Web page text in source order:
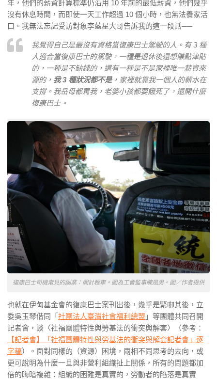
年，他們的薪資計算標準仍沿用 10 年前的最低薪資，他們幾乎
沒有休息時間，而即使一天工作超過 10 個小時，也無法養家活
口。我無法忘記受訪對象李藍星大哥告訴我的這一段話──
我覺得自己是最沒有資格當復康巴士駕駛的人。有 3 種
人適合當復康巴士的駕駛，一種是退休後還想賺點津貼
的，一種是不缺錢的，還有一種是不是家裡唯一薪資來
源的， 我 3 種狀況都不是，家裡就靠我一個人的薪水在
支撐。我岳母都罵我，老婆小孩都要餓死了，還開什麼
復康巴士。
復康巴士司機常見的副業：開計程車。圖為工會監事陳風男。圖／作者提供
也就在伊甸基金會的復康巴士案刊出後，幾乎是緊啣其後，立
委吳玉琴偕同「 社團法人臺灣社會福利總盟 」等團體共同召開
記者會，談〈社福團體特性與勞基法的衝突與解套〉（參考：
【記者會】「社福團體特性與勞基法的衝突與解套記者會」逐
字稿）。面對同樣的（資源）困境，兩相不同思考的去向，或
更可說明為什麼一旦與非營利組織扯上關係，所有的問題都加
倍的晦暗複雜：組織的困難是真實的，勞動者的陷落是真實